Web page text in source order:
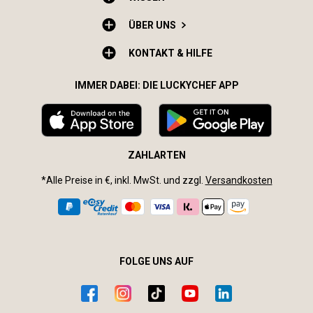
ÜBER UNS
KONTAKT & HILFE
IMMER DABEI: DIE LUCKYCHEF APP
ZAHLARTEN
*Alle Preise in €, inkl. MwSt. und zzgl. Versandkosten
FOLGE UNS AUF